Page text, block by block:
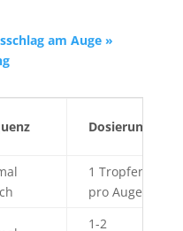
am Auge »
Dosierung
1 Tropfen
pro Auge
1-2